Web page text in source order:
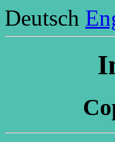
Deutsch